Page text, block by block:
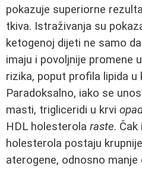
pokazuje superiorne
tkiva. Istraživanja su
ketogenoj dijeti ne samo
imaju i povoljnije promene
rizika, poput profila lipida u
Paradoksalno, iako se
masti, trigliceridi u krvi
HDL holesterola raste.
holesterola postaju
aterogene, odnosno manje